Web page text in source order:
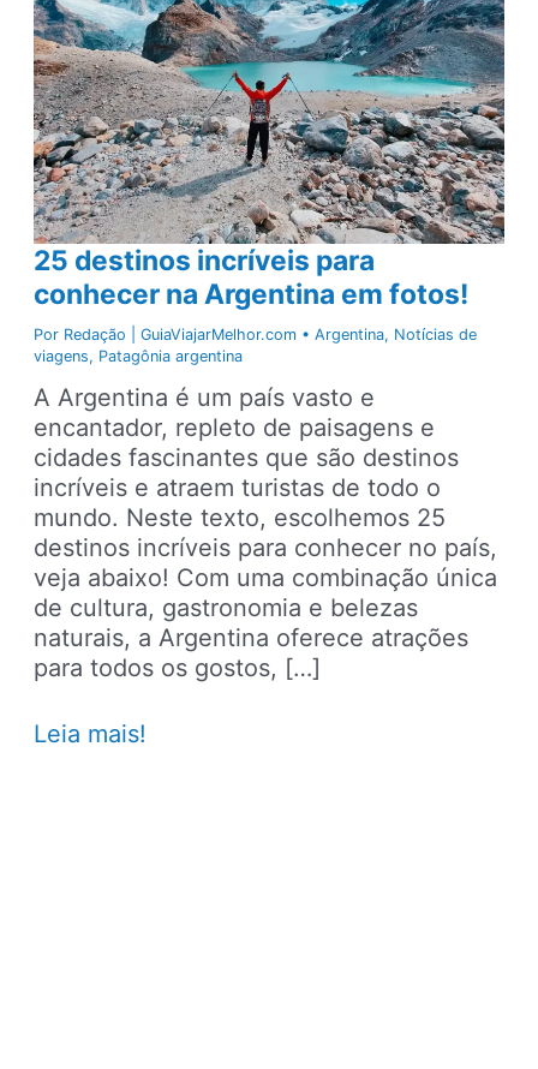
25 destinos incríveis para
conhecer na Argentina em fotos!
Por Redação | GuiaViajarMelhor.com •Argentina, Notícias de
viagens, Patagônia argentina
A Argentina é um país vasto e
encantador, repleto de paisagens e
cidades fascinantes que são destinos
incríveis e atraem turistas de todo o
mundo. Neste texto, escolhemos 25
destinos incríveis para conhecer no país,
veja abaixo! Com uma combinação única
de cultura, gastronomia e belezas
naturais, a Argentina oferece atrações
para todos os gostos, […]
25
Leia mais!